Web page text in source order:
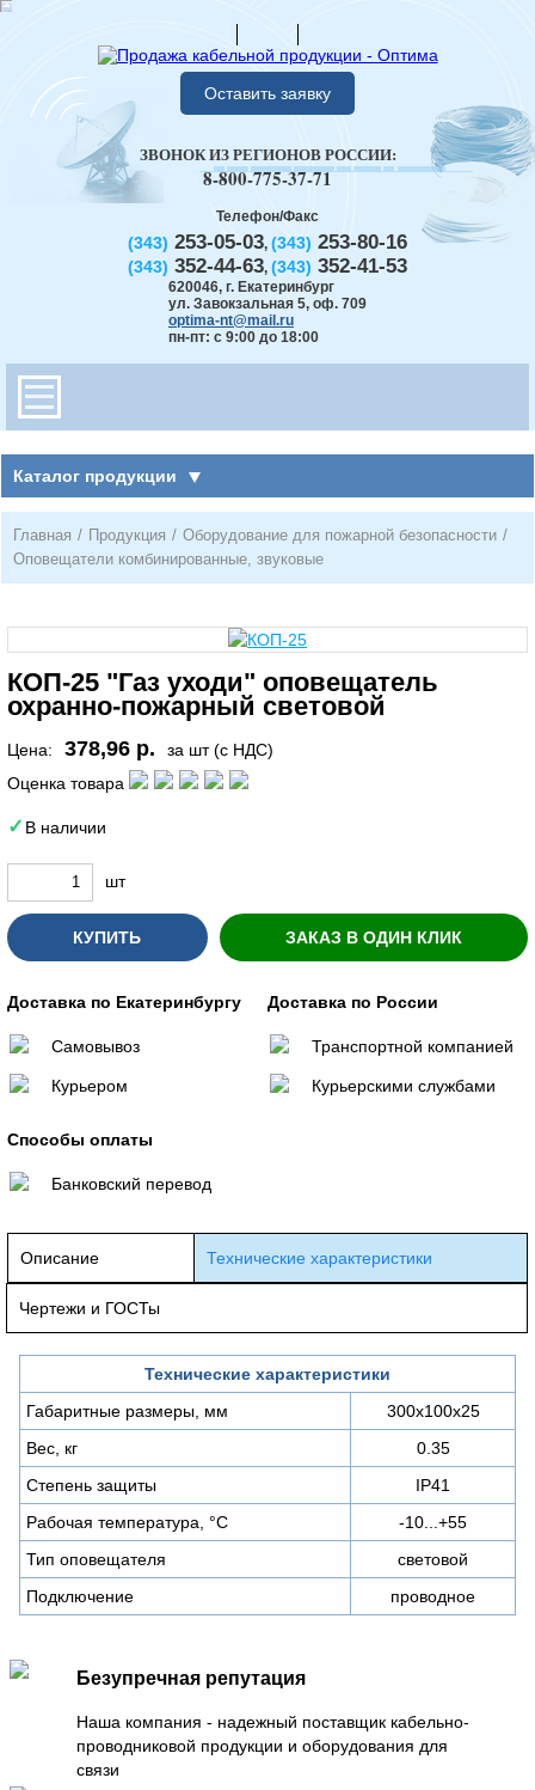
Оставить заявку
Телефон/Факс
(343) 253-05-03, (343) 253-80-16
(343) 352-44-63, (343) 352-41-53
620046, г. Екатеринбург
ул. Завокзальная 5, оф. 709
optima-nt@mail.ru
пн-пт: с 9:00 до 18:00
ЗВОНОК ИЗ РЕГИОНОВ РОССИИ:
8-800-775-37-71
Каталог продукции
Главная / Продукция / Оборудование для пожарной безопасности /
Оповещатели комбинированные, звуковые
КОП-25 "Газ уходи" оповещатель
охранно-пожарный световой
Цена: 378,96 р.
за шт (с НДС)
Оценка товара
В наличии
шт
КУПИТЬ ЗАКАЗ В ОДИН КЛИК
Доставка по Екатеринбургу
Самовывоз
Курьером
Доставка по России
Транспортной компанией
Курьерскими службами
Способы оплаты
Банковский перевод
Описание Технические характеристики
Чертежи и ГОСТы
Технические характеристики
Габаритные размеры, мм
300х100х25
Вес, кг
0.35
Степень защиты
IP41
Рабочая температура, °С
-10...+55
Тип оповещателя
световой
Подключение
проводное
Безупречная репутация
Наша компания - надежный поставщик кабельно-
проводниковой продукции и оборудования для
связи